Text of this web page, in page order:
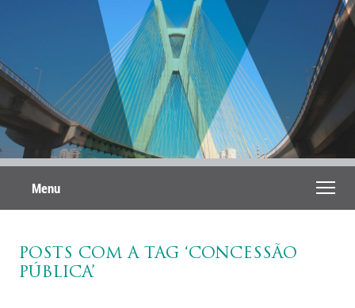
Menu
POSTS COM A TAG ‘CONCESSÃO
PÚBLICA’